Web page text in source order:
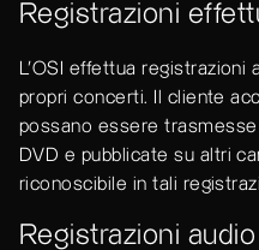
Registrazioni
L’OSI effettua
propri concerti. Il cliente
possano essere
DVD e pubblicate su altri
riconoscibile in tali
Registrazioni